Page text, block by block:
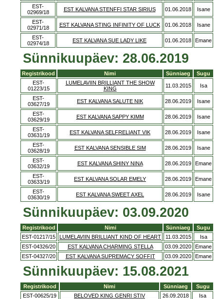
EST-
02969/18
EST KALVANA STENFFI STAR SIRIUS 01.06.2018 Isane
EST-
02971/18
EST KALVANA STING INFINITY OF LUCK 01.06.2018 Isane
EST-
02974/18
EST KALVANA SUE LADY LIKE 01.06.2018 Emane
Sünnikuupäev: 28.06.2019
Registrikood Nimi Sünniaeg
Sugu
EST-
01223/15
LUMELAVIIN BRILLIANT THE SHOW
KING
11.03.2015 Isa
EST-
03627/19
EST KALVANA SALUTE NIK 28.06.2019 Isane
EST-
03629/19
EST KALVANA SAPPY KIMM 28.06.2019 Isane
EST-
03631/19
EST KALVANA SELFRELIANT VIK 28.06.2019 Isane
EST-
03628/19
EST KALVANA SENSIBLE SIM 28.06.2019 Isane
EST-
03632/19
EST KALVANA SHINY NINA 28.06.2019 Emane
EST-
03633/19
EST KALVANA SOLAR EMELY 28.06.2019 Emane
EST-
03630/19
EST KALVANA SWEET AXEL 28.06.2019 Isane
Sünnikuupäev: 03.09.2020
Registrikood Nimi Sünniaeg
Sugu
EST-01217/15
LUMELAVIIN BRILLIANT KIND OF HEART 11.03.2015
Isa
EST-04326/20
EST KALVANA CHARMING STELLA 03.09.2020
Emane
EST-04327/20
EST KALVANA SUPREMACY SOFFIT 03.09.2020 Emane
Sünnikuupäev: 15.08.2021
Registrikood Nimi Sünniaeg
Sugu
EST-00625/19
BELOVED KING GENRI STIV 26.09.2018
Isa